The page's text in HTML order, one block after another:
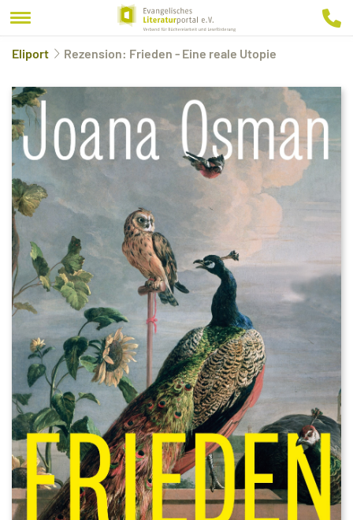
Eliport Rezension: Frieden - Eine reale Utopie